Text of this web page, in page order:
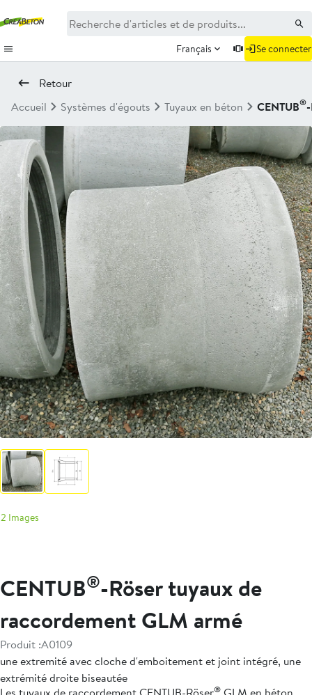
Français Se connecter
Retour
Accueil
Systèmes d'égouts Tuyaux en béton CENTUB®
2 Images
CENTUB®-Röser tuyaux de
raccordement GLM armé
Produit :A0109
une extremité avec cloche d'emboitement et joint intégré, une
extrémité droite biseautée
®